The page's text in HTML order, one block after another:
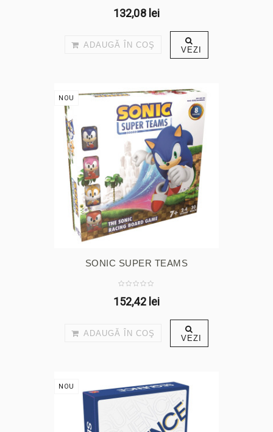
132,08 lei
ADAUGĂ ÎN COŞ VEZI
NOU
SONIC SUPER TEAMS
152,42 lei
ADAUGĂ ÎN COŞ VEZI
NOU